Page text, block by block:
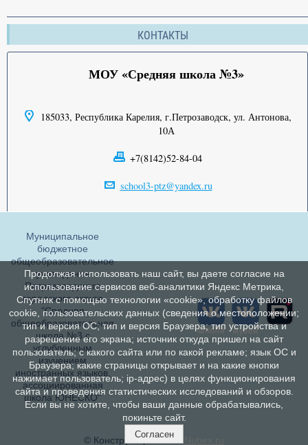
КОНТАКТЫ
МОУ «Средняя школа №3»
185033, Республика Карелия, г.Петрозаводск, ул. Антонова,
10А
+7(8142)52-84-04
school3-ptz@yandex.ru
Муниципальное
бюджетное
общеобразовательное
учреждение
Петрозаводского
городского округа
"Средняя
общеобразовательная
школа №3 с
углубленным
изучением
иностранных языков,
ассоциированная
школа ЮНЕСКО"
© Конструктор сайтов Nubex.ru
Продолжая использовать наш сайт, вы даете согласие на
использование сервисов веб-аналитики Яндекс Метрика,
Спутник с помощью технологии «cookie», обработку файлов
cookie, пользовательских данных (сведения о местоположении;
тип и версия ОС; тип и версия Браузера; тип устройства и
разрешение его экрана; источник откуда пришел на сайт
пользователь; с какого сайта или по какой рекламе; язык ОС и
Браузера; какие страницы открывает и на какие кнопки
нажимает пользователь; ip-адрес) в целях функционирования
сайта и проведения статистических исследований и обзоров.
Если вы не хотите, чтобы ваши данные обрабатывались,
покиньте сайт.
Согласен